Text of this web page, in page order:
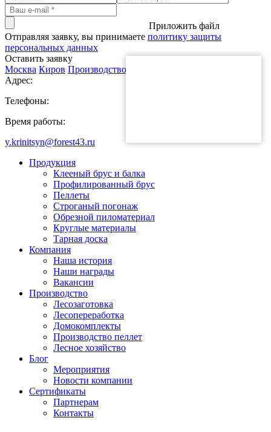
Приложить файл
Отправляя заявку, вы принимаете политику защиты
персональных данных
Оставить заявку
Москва Киров Производство
Адрес:
Телефоны:
Время работы:
y.krinitsyn@forest43.ru
Продукция
Клееный брус и балка
Профилированный брус
Пеллеты
Строганый погонаж
Обрезной пиломатериал
Круглые материалы
Тарная доска
Компания
Наша история
Наши награды
Вакансии
Производство
Лесозаготовка
Лесопереработка
Домокомплекты
Производство пеллет
Лесное хозяйство
Блог
Мероприятия
Новости компании
Сертификаты
Партнерам
Контакты